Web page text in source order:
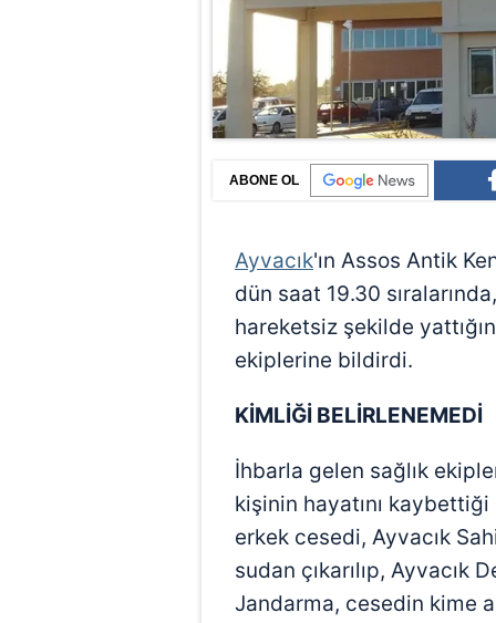
ABONE OL
Ayvacık'ın Assos Antik
dün saat 19.30
hareketsiz şekilde
ekiplerine bildirdi.
KİMLİĞİ BELİRLENEMEDİ
İhbarla gelen sağlık
kişinin hayatını
erkek cesedi, Ayvacık
sudan çıkarılıp, Ayvacık
Jandarma, cesedin kime